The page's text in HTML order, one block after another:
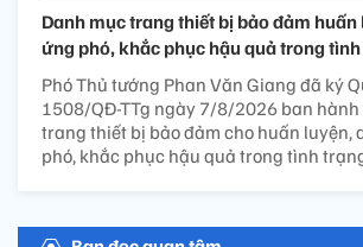
Danh mục trang thiết bị bảo đảm huấn
ứng phó, khắc phục hậu quả trong
Phó Thủ tướng Phan Văn Giang đã ký
1508/QĐ-TTg ngày 7/8/2026 ban hành
trang thiết bị bảo đảm cho huấn luyện,
phó, khắc phục hậu quả trong tình